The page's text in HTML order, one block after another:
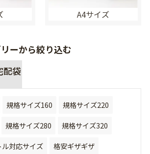
A4サイズ
ーから絞り込む
配袋
規格サイズ160
規格サイズ220
規格サイズ280
規格サイズ320
ル対応サイズ 格安ギザギザ